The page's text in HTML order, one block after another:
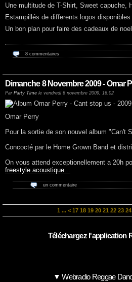
Une multitude de T-Shirt, Sweet capuche,
Estampillés de differents logos
Un bon plan pour faire des cadeaux de
8 commentaires
Dimanche 8 Novembre 2009 - Omar
Par Party Time le vendredi 6 novembre 2009, 16:02
Omar Perry
Pour la sortie de son nouvel album "Can't
Concocté par le Home Grown Band et
On vous attend exceptionellement a 20h
freestyle acoustique...
un commentaire
1 ... < 17 18 19 20 21 22 23 24
Téléchargez l'application
▼ Webradio Reggae